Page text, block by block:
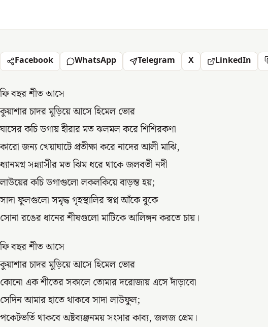
Facebook WhatsApp Telegram X LinkedIn
ফি বছর শীত আসে
কুয়াশার চাদর মুড়িয়ে আসে হিমেল ভোর
ঘাসের কচি ডগায় হীরার মত ঝলমল করে শিশিরকণা
কারো জন্য খেয়াঘাটে প্রতীক্ষা করে নাদের আলী মাঝি,
ধ্যানমগ্ন সন্ন্যাসীর মত ঝিম ধরে থাকে জলবতী নদী
লাউয়ের কচি ডগাগুলো লকলকিয়ে বাড়ন্ত হয়;
সাদা ফুলগুলো সমৃদ্ধ গৃহস্থালির স্বপ্ন আঁকে বুকে
সোনা রঙের ধানের শীষগুলো মাটিকে আলিঙ্গন করতে চায়।
ফি বছর শীত আসে
কুয়াশার চাদর মুড়িয়ে আসে হিমেল ভোর
কোনো এক শীতের সকালে তোমার দরোজায় এসে দাঁড়াবো
সেদিন আমার হাতে থাকবে সাদা লাউফুল;
পকেটভর্তি থাকবে অষ্টব্যঞ্জনময় সংসার কাব্য, জলজ প্রেম।